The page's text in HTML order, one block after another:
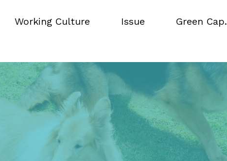
Working Culture
Issue
Green Cap.